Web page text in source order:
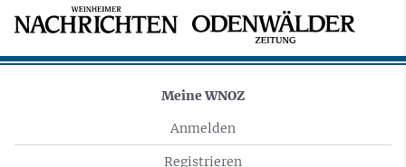
Meine WNOZ
Anmelden
Registrieren